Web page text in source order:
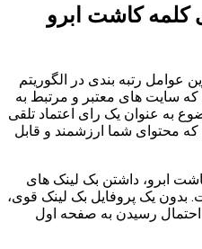
کلمه کاشت ابرو
عوامل رتبه بندی در الگوریتم
سایت های معتبر و مرتبط به
به عنوان یک رای اعتماد تلقی
محتوای شما ارزشمند و قابل
ابرو، داشتن بک لینک های
بدون یک پروفایل بک لینک قوی،
احتمال رسیدن به صفحه اول